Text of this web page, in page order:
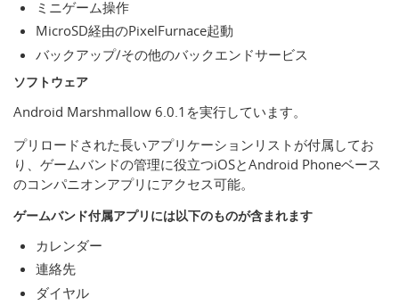
ミニゲーム操作
MicroSD経由のPixelFurnace起動
バックアップ/その他のバックエンドサービス
ソフトウェア
Android Marshmallow 6.0.1を実行しています。
プリロードされた長いアプリケーションリストが付属してお
り、ゲームバンドの管理に役立つiOSとAndroid Phoneベース
のコンパニオンアプリにアクセス可能。
ゲームバンド付属アプリには以下のものが含まれます
カレンダー
連絡先
ダイヤル